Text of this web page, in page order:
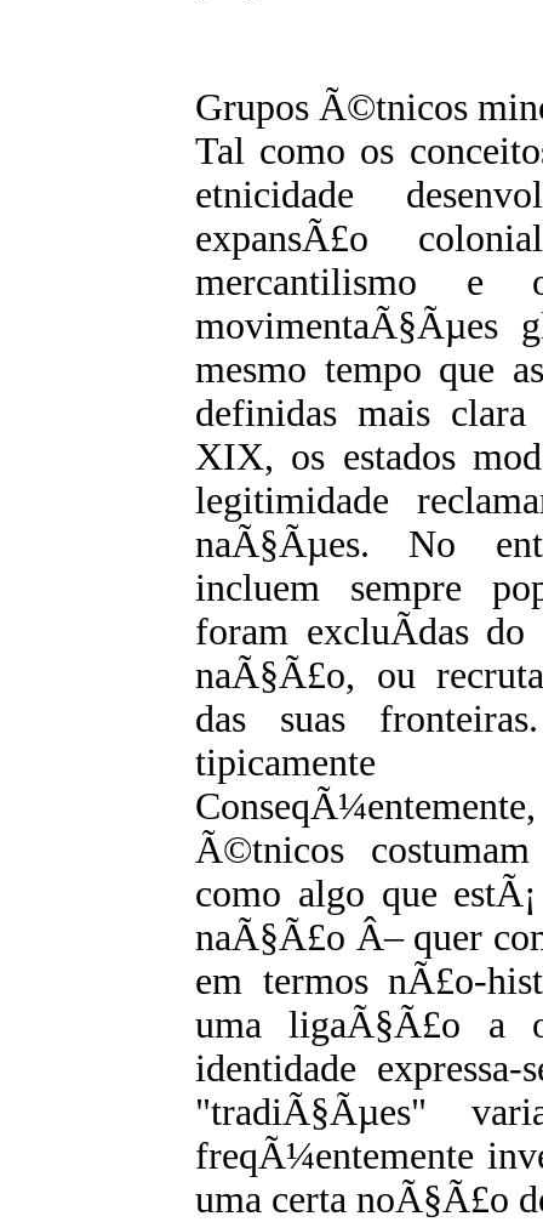
Grupos Ã©tnicos
Tal como os
etnicidade
expansÃ£o
mercantilismo e
movimentaÃ§Ãµes
mesmo tempo que
definidas mais
XIX, os estados
legitimidade
naÃ§Ãµes. No
incluem sempre
foram excluÃ­das
naÃ§Ã£o, ou
das suas
tipicamente
Ã©tnicos
como algo que
naÃ§Ã£o Â– quer
em termos nÃ£o-
uma ligaÃ§Ã£o a
identidade
"tradiÃ§Ãµes"
freqÃ¼entemente
uma certa noÃ§Ã£o